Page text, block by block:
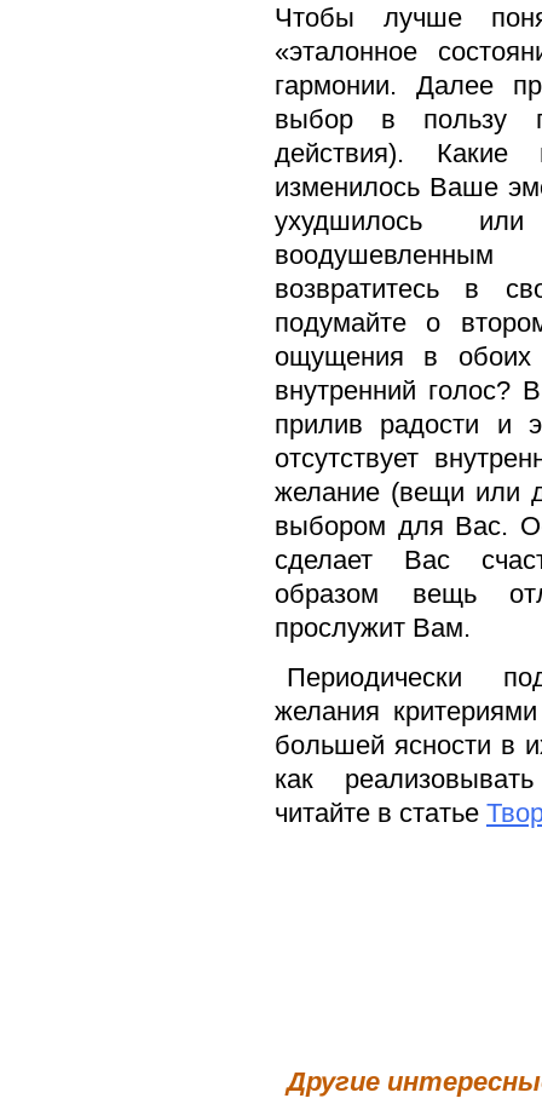
Чтобы лучше
«эталонное
гармонии. Далее
выбор в пользу
действия). Какие
изменилось Ваше
ухудшилось
возвратитесь в
подумайте о
ощущения в обоих
внутренний голос?
прилив радости и
отсутствует
желание (вещи или
выбором для Вас.
сделает Вас
образом вещь
прослужит Вам.
Периодически
желания
большей ясности в
как
читайте в статье
Другие